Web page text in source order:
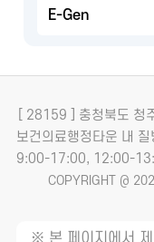
E-Gen
[ 28159 ] 충청북도 청
보건의료행정타운 내 질
9:00-17:00, 12:00-
COPYRIGHT @
※ 본 페이지에서